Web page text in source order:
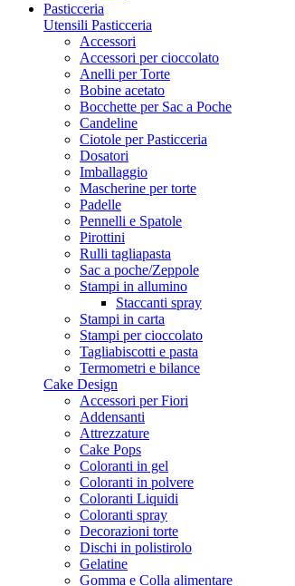
Pasticceria
Utensili Pasticceria
Accessori
Accessori per cioccolato
Anelli per Torte
Bobine acetato
Bocchette per Sac a Poche
Candeline
Ciotole per Pasticceria
Dosatori
Imballaggio
Mascherine per torte
Padelle
Pennelli e Spatole
Pirottini
Rulli tagliapasta
Sac a poche/Zeppole
Stampi in allumino
Staccanti spray
Stampi in carta
Stampi per cioccolato
Tagliabiscotti e pasta
Termometri e bilance
Cake Design
Accessori per Fiori
Addensanti
Attrezzature
Cake Pops
Coloranti in gel
Coloranti in polvere
Coloranti Liquidi
Coloranti spray
Decorazioni torte
Dischi in polistirolo
Gelatine
Gomma e Colla alimentare